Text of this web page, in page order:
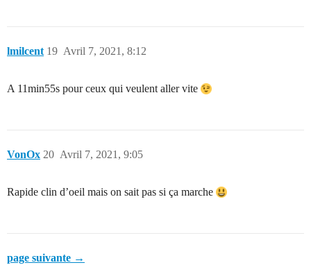
lmilcent Avril 7, 2021, 8:12
19
A 11min55s pour ceux qui veulent aller vite
VonOx Avril 7, 2021, 9:05
20
Rapide clin d’oeil mais on sait pas si ça marche
page suivante →